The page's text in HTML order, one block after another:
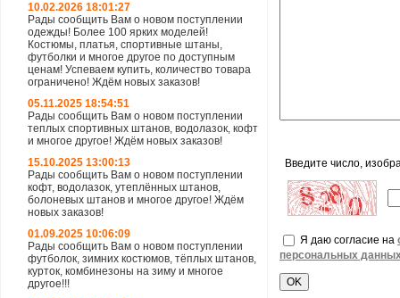
10.02.2026 18:01:27
Рады сообщить Вам о новом поступлении
одежды! Более 100 ярких моделей!
Костюмы, платья, спортивные штаны,
футболки и многое другое по доступным
ценам! Успеваем купить, количество товара
ограничено! Ждём новых заказов!
05.11.2025 18:54:51
Рады сообщить Вам о новом поступлении
теплых спортивных штанов, водолазок, кофт
и многое другое! Ждём новых заказов!
15.10.2025 13:00:13
Рады сообщить Вам о новом поступлении
кофт, водолазок, утеплённых штанов,
болоневых штанов и многое другое! Ждём
новых заказов!
01.09.2025 10:06:09
Рады сообщить Вам о новом поступлении
футболок, зимних костюмов, тёплых штанов,
курток, комбинезоны на зиму и многое
другое!!!
Введите число,
Я даю согласие на
персональных